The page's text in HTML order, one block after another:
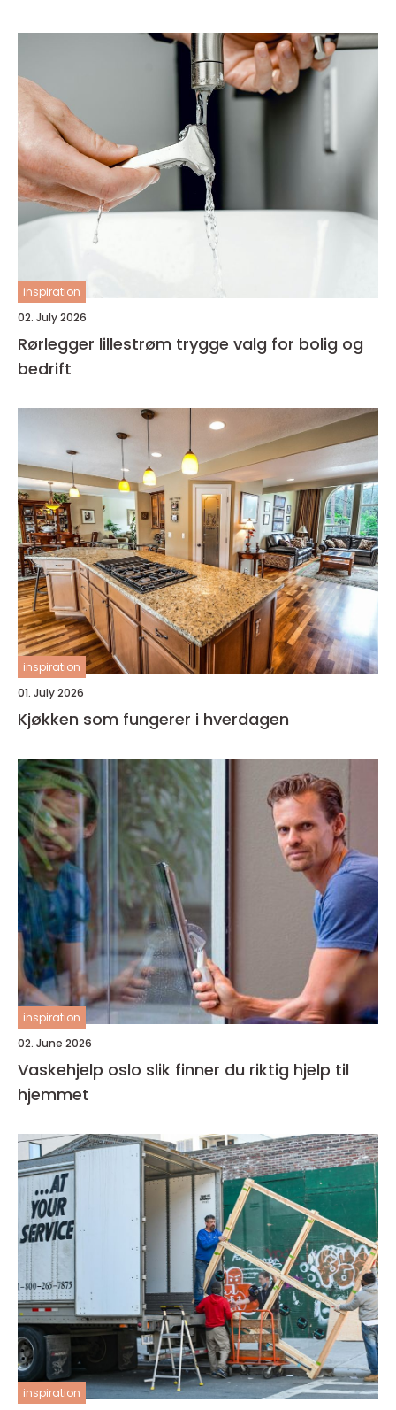
inspiration
02. July 2026
Rørlegger lillestrøm trygge valg for bolig og
bedrift
inspiration
01. July 2026
Kjøkken som fungerer i hverdagen
inspiration
02. June 2026
Vaskehjelp oslo slik finner du riktig hjelp til
hjemmet
inspiration